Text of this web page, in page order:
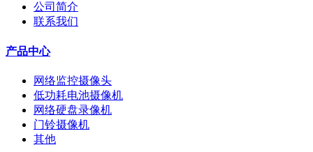
公司简介
联系我们
产品中心
网络监控摄像头
低功耗电池摄像机
网络硬盘录像机
门铃摄像机
其他